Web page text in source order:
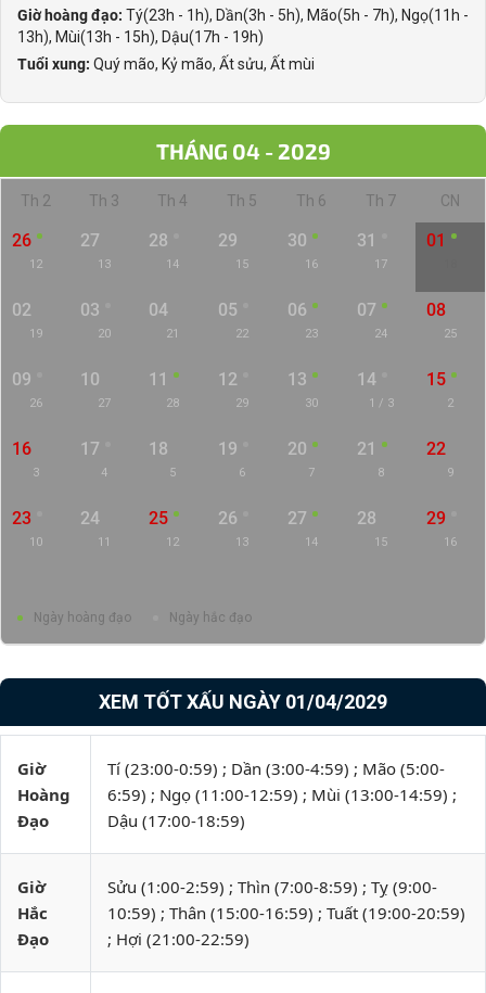
Giờ hoàng đạo: Tý(23h - 1h), Dần(3h - 5h), Mão(5h - 7h), Ngọ(11h -
13h), Mùi(13h - 15h), Dậu(17h - 19h)
Tuổi xung: Quý mão, Kỷ mão, Ất sửu, Ất mùi
THÁNG 04 - 2029
Th 2 Th 3 Th 4 Th 5 Th 6 Th 7 CN
26
12
27
13
28
14
29
15
30
16
31
17
01
02
19
03
20
04
21
05
22
06
23
07
24
08
25
09
26
10
27
11
28
12
29
13
30
14
1 / 3
15
2
16
3
17
4
18
5
19
6
20
7
21
8
22
9
23
10
24
11
25
12
26
13
27
14
28
15
29
16
Ngày hoàng đạo Ngày hắc đạo
XEM TỐT XẤU NGÀY 01/04/2029
Giờ
Hoàng
Đạo
Tí (23:00-0:59) ; Dần (3:00-4:59) ; Mão (5:00-
6:59) ; Ngọ (11:00-12:59) ; Mùi (13:00-14:59) ;
Dậu (17:00-18:59)
Giờ
Hắc
Đạo
Sửu (1:00-2:59) ; Thìn (7:00-8:59) ; Tỵ (9:00-
10:59) ; Thân (15:00-16:59) ; Tuất (19:00-20:59)
; Hợi (21:00-22:59)